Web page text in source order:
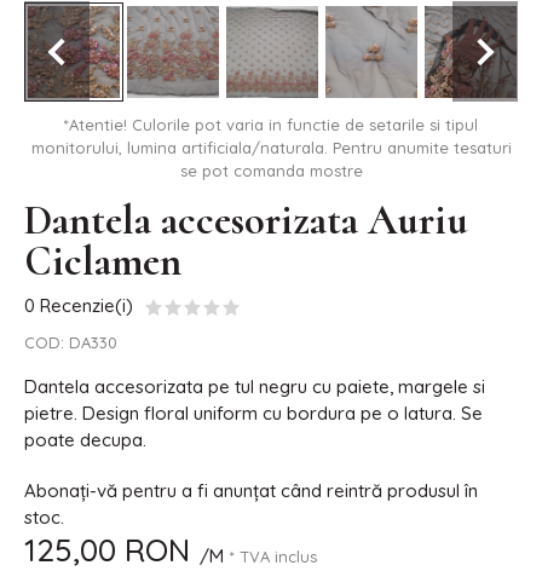
*Atentie! Culorile pot varia in functie de setarile si tipul
monitorului, lumina artificiala/naturala. Pentru anumite tesaturi
se pot comanda mostre
Dantela accesorizata Auriu
Ciclamen
0 Recenzie(i)
COD: DA330
Dantela accesorizata pe tul negru cu paiete, margele si
pietre. Design floral uniform cu bordura pe o latura. Se
poate decupa.
Abonați-vă pentru a fi anunțat când reintră produsul în
stoc.
125,00 RON /M * TVA inclus